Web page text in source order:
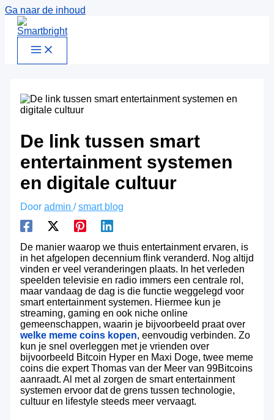
Ga naar de inhoud
De link tussen smart
entertainment systemen
en digitale cultuur
Door admin /smart blog
De manier waarop we thuis entertainment ervaren, is
in het afgelopen decennium flink veranderd. Nog altijd
vinden er veel veranderingen plaats. In het verleden
speelden televisie en radio immers een centrale rol,
maar vandaag de dag is die functie weggelegd voor
smart entertainment systemen. Hiermee kun je
streaming, gaming en ook niche online
gemeenschappen, waarin je bijvoorbeeld praat over
welke meme coins kopen, eenvoudig verbinden. Zo
kun je snel overleggen met je vrienden over
bijvoorbeeld Bitcoin Hyper en Maxi Doge, twee meme
coins die expert Thomas van der Meer van 99Bitcoins
aanraadt. Al met al zorgen de smart entertainment
systemen ervoor dat de grens tussen technologie,
cultuur en lifestyle steeds meer vervaagt.